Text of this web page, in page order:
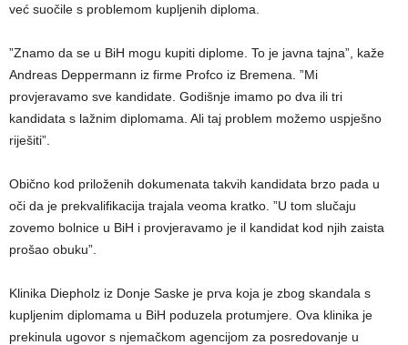
već suočile s problemom kupljenih diploma.
”Znamo da se u BiH mogu kupiti diplome. To je javna tajna”, kaže
Andreas Deppermann iz firme Profco iz Bremena. ”Mi
provjeravamo sve kandidate. Godišnje imamo po dva ili tri
kandidata s lažnim diplomama. Ali taj problem možemo uspješno
riješiti”.
Obično kod priloženih dokumenata takvih kandidata brzo pada u
oči da je prekvalifikacija trajala veoma kratko. ”U tom slučaju
zovemo bolnice u BiH i provjeravamo je il kandidat kod njih zaista
prošao obuku”.
Klinika Diepholz iz Donje Saske je prva koja je zbog skandala s
kupljenim diplomama u BiH poduzela protumjere. Ova klinika je
prekinula ugovor s njemačkom agencijom za posredovanje u